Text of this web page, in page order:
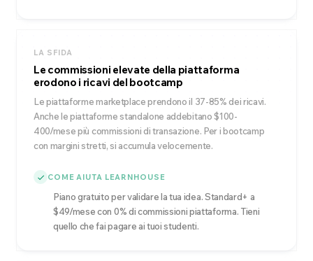
LA SFIDA
Le commissioni elevate della piattaforma
erodono i ricavi del bootcamp
Le piattaforme marketplace prendono il 37-85% dei ricavi.
Anche le piattaforme standalone addebitano $100-
400/mese più commissioni di transazione. Per i bootcamp
con margini stretti, si accumula velocemente.
COME AIUTA LEARNHOUSE
Piano gratuito per validare la tua idea. Standard+ a
$49/mese con 0% di commissioni piattaforma. Tieni
quello che fai pagare ai tuoi studenti.